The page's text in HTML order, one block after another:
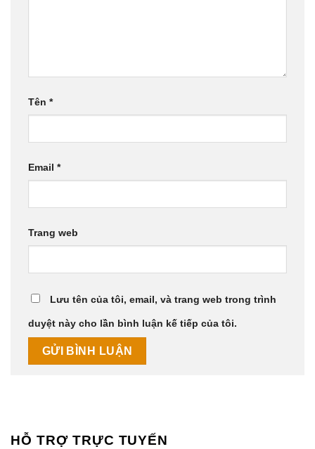
Tên *
Email *
Trang web
Lưu tên của tôi, email, và trang web trong trình
duyệt này cho lần bình luận kế tiếp của tôi.
HỖ TRỢ TRỰC TUYẾN